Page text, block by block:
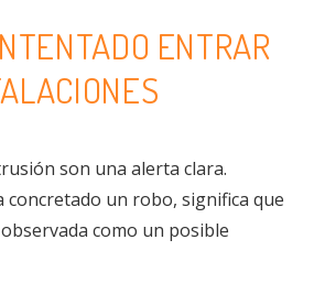
ENTRAR
son una alerta clara.
concretado un robo, significa que
como un posible